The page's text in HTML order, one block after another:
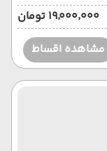
۱۹٬۰۰۰٬۰۰۰ تومان
مشاهده اقساط